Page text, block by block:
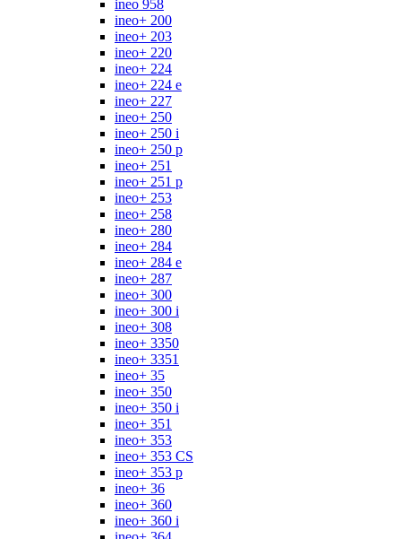
ineo 958
ineo+ 200
ineo+ 203
ineo+ 220
ineo+ 224
ineo+ 224 e
ineo+ 227
ineo+ 250
ineo+ 250 i
ineo+ 250 p
ineo+ 251
ineo+ 251 p
ineo+ 253
ineo+ 258
ineo+ 280
ineo+ 284
ineo+ 284 e
ineo+ 287
ineo+ 300
ineo+ 300 i
ineo+ 308
ineo+ 3350
ineo+ 3351
ineo+ 35
ineo+ 350
ineo+ 350 i
ineo+ 351
ineo+ 353
ineo+ 353 CS
ineo+ 353 p
ineo+ 36
ineo+ 360
ineo+ 360 i